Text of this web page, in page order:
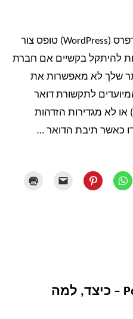
ישנן מספר דרכים להגדיר בוורדפרס (WordPress) טופס צור
להיתקל בקשיים אם חברת
שלך לא מאפשרות את
לתקשורת דואר
(למשל פורט 25 או 465 או 587) או לא מגדירות הזדהות
כאשר תיבת הדואר …
Post Mortem Debugging – כיצד, למה